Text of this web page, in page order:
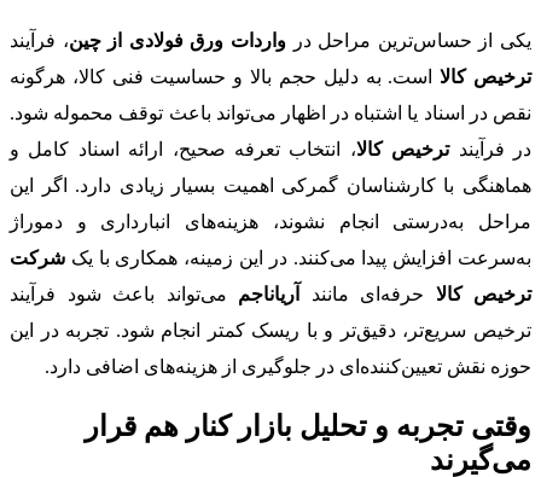
یکی از حساس‌ترین مراحل در واردات ورق فولادی از چین، فرآیند
ترخیص کالااست. به دلیل حجم بالا و حساسیت فنی کالا، هرگونه
نقص در اسناد یا اشتباه در اظهار می‌تواند باعث توقف محموله شود.
در فرآیندترخیص کالا، انتخاب تعرفه صحیح، ارائه اسناد کامل و
هماهنگی با کارشناسان گمرکی اهمیت بسیار زیادی دارد. اگر این
مراحل به‌درستی انجام نشوند، هزینه‌های انبارداری و دموراژ
به‌سرعت افزایش پیدا می‌کنند. در این زمینه، همکاری با یک شرکت
ترخیص کالا حرفه‌ای مانند آریاناجم می‌تواند باعث شود فرآیند
ترخیص سریع‌تر، دقیق‌تر و با ریسک کمتر انجام شود. تجربه در این
حوزه نقش تعیین‌کننده‌ای در جلوگیری از هزینه‌های اضافی دارد.
وقتی تجربه و تحلیل بازار کنار هم قرار
می‌گیرند